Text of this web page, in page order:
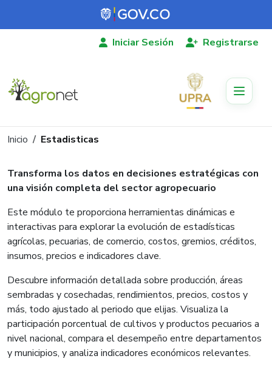
Pasar al contenido principal
Iniciar Sesión Registrarse
Estadisticas
Ruta de navegación
Inicio Estadisticas
Transforma los datos en decisiones estratégicas con
una visión completa del sector agropecuario
Este módulo te proporciona herramientas dinámicas e
interactivas para explorar la evolución de estadísticas
agrícolas, pecuarias, de comercio, costos, gremios, créditos,
insumos, precios e indicadores clave.
Descubre información detallada sobre producción, áreas
sembradas y cosechadas, rendimientos, precios, costos y
más, todo ajustado al periodo que elijas. Visualiza la
participación porcentual de cultivos y productos pecuarios a
nivel nacional, compara el desempeño entre departamentos
y municipios, y analiza indicadores económicos relevantes.